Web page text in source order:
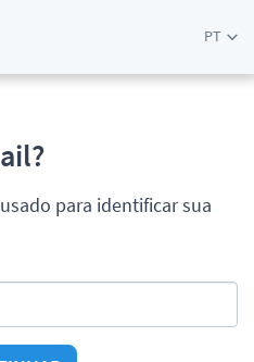
PT
para identificar sua